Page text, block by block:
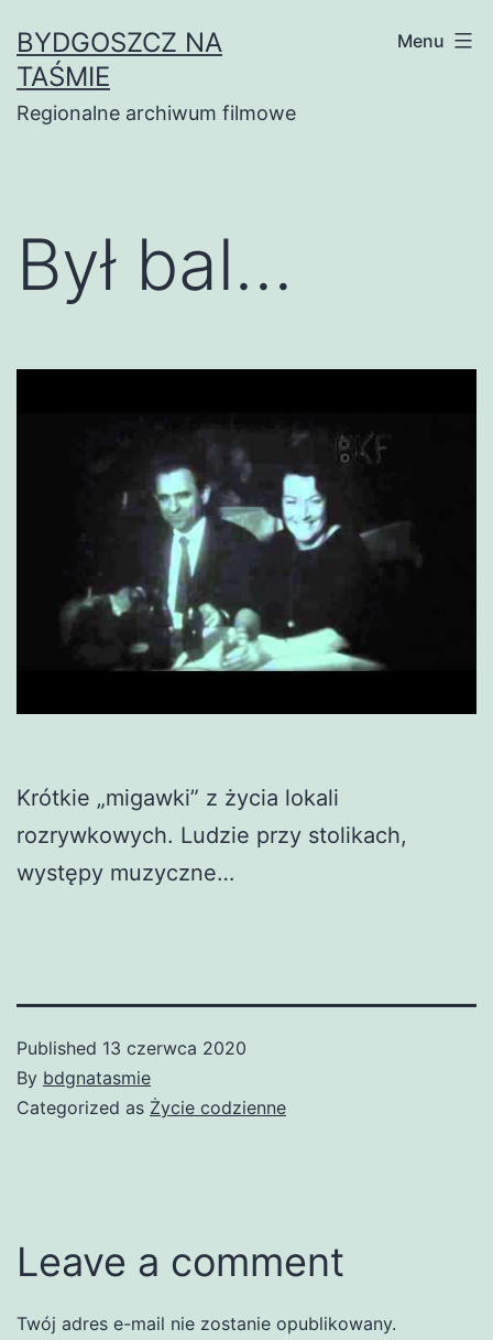
to
content
BYDGOSZCZ NA
TAŚMIE
Regionalne archiwum filmowe
Menu
Był bal…
Krótkie „migawki” z życia lokali
rozrywkowych. Ludzie przy stolikach,
występy muzyczne…
Published 13 czerwca 2020
By bdgnatasmie
Categorized as Życie codzienne
Leave a comment
Twój adres e-mail nie zostanie opublikowany.